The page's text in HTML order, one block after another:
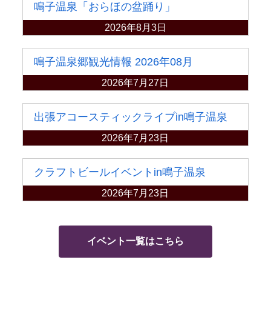
鳴子温泉「おらほの盆踊り」
2026年8月3日
鳴子温泉郷観光情報 2026年08月
2026年7月27日
出張アコースティックライブin鳴子温泉
2026年7月23日
クラフトビールイベントin鳴子温泉
2026年7月23日
イベント一覧はこちら